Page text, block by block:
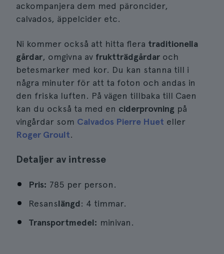
ackompanjera dem med päroncider,
calvados, äppelcider etc.
Ni kommer också att hitta flera traditionella
gårdar, omgivna av fruktträdgårdar och
betesmarker med kor. Du kan stanna till i
några minuter för att ta foton och andas in
den friska luften. På vägen tillbaka till Caen
kan du också ta med en ciderprovning på
vingårdar som Calvados Pierre Huet eller
Roger Groult.
Detaljer av intresse
Pris: 785 per person.
Resanslängd: 4 timmar.
Transportmedel: minivan.